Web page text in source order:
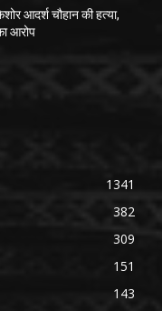
आदर्श चौहान की हत्या,
आरोप
1341
382
309
151
143